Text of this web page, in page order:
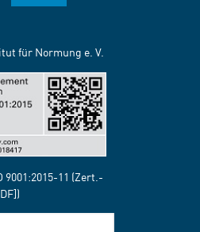
für Normung e. V.
11 (Zert.-